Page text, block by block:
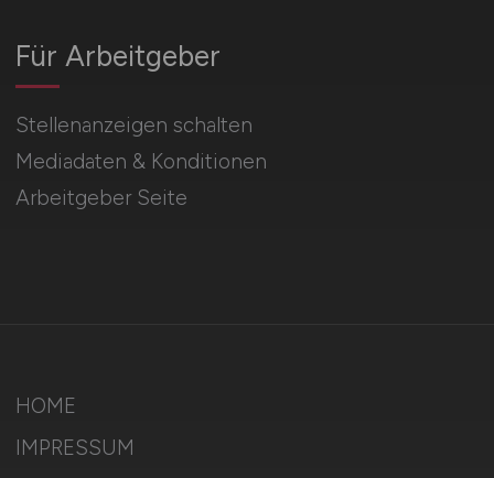
Für Arbeitgeber
Stellenanzeigen schalten
Mediadaten & Konditionen
Arbeitgeber Seite
HOME
IMPRESSUM